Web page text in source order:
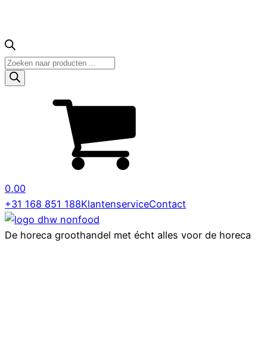
Producten
zoeken
0,00
+31 168 851 188KlantenserviceContact
De horeca groothandel met écht alles voor de horeca